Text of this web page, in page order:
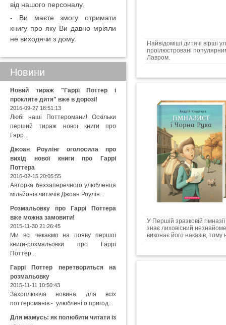
Найвідоміші дитячі вірші
проілюстровані
Лавром.
У Першій зразковій
знає лиховісний
виконає його наказів,
від нашого персоналу.
- Ви маєте змогу отримати
книгу про яку Ви давно мріяли
не виходячи з дому.
Новини
Новий тираж "Гаррі Поттер і
прокляте дитя" вже в дорозі!
2016-09-27 18:51:13
Любі наші Поттеромани! Оскільки
перший тираж нової книги про
Гарр...
Джоан Роулінг оголосила про
вихід нової книги про Гаррі
Поттера
2016-02-15 20:05:55
Авторка беззаперечного улюбленця
мільйонів читачів Джоан Роулін...
Розмальовку про Гаррі Поттера
вже можна замовити!
2015-11-30 21:26:45
Ми всі чекаємо на появу першої
книги-розмальовки про Гаррі
Поттер...
Гаррі Поттер перетвориться на
розмальовку
2015-11-11 10:50:43
Захоплююча новина для всіх
поттероманів - улюблені о пригод...
Для мамусь: як полюбити читати із